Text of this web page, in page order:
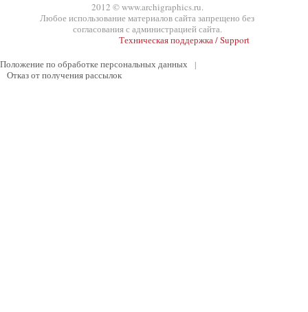
2012 © www.archigraphics.ru.
Любое использование материалов сайта запрещено без
согласования с администрацией сайта.
Техническая поддержка / Support
Положение по обработке персональных данных
|
Отказ от получения рассылок